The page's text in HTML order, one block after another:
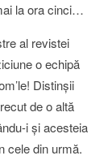
la ora cinci…
al revistei
o echipă
Distinşii
de o altă
i şi acesteia
cele din urmă.